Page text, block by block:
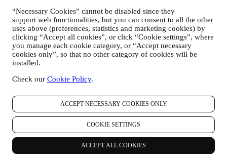
“Necessary Cookies” cannot be disabled since they
support web functionalities, but you can consent to all the other
uses above (preferences, statistics and marketing cookies) by
clicking “Accept all cookies”, or click “Cookie settings”, where
you manage each cookie category, or “Accept necessary
cookies only”, so that no other category of cookies will be
installed.
Check our Cookie Policy.
ACCEPT NECESSARY COOKIES ONLY
COOKIE SETTINGS
ACCEPT ALL COOKIES
Informativa Sulla Privacy Di Le Creuset Completa
Le Creuset è impegnata a proteggere i vostri dati personali e la
vostra privacy e la presente Informativa illustra in che modo
raccogliamo e trattiamo i vostri dati personali in conformità alla
normativa UE in materia di protezione dei dati (ivi incluso il
regolamento generale sulla protezione dei dati dell’UE 2016/679) e
alla legge applicabile in materia di protezione dei dati nel vostro
Paese, territorio o luogo di residenza (le “Leggi in materia di
protezione dei dati”).
A) QUANDO RACCOGLIAMO DATI DA VOI E CHE TIPO DI DATI
RACCOGLIAMO?
Per “dati personali” si intende qualsiasi informazione relativa a voi e
che ci consente di identificarvi direttamente o in combinazione con
altre informazioni.
Minori: Non raccogliamo dati personali da minori. Dovete aver